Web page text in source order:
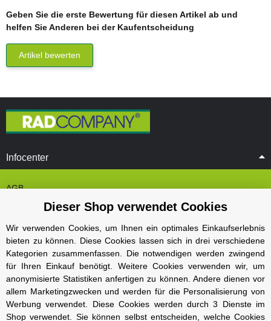
Geben Sie die erste Bewertung für diesen Artikel ab und
helfen Sie Anderen bei der Kaufentscheidung
Artikel bewerten
Infocenter
AGB
Cookie Einstelungen
Datenschutz
Impressum
Kontakt und Öffnungszeiten
Versand und Zahlungsarten
Widerrufsbelehrung
Dieser Shop verwendet Cookies
Wir verwenden Cookies, um Ihnen ein optimales Einkaufserlebnis
bieten zu können. Diese Cookies lassen sich in drei verschiedene
Kategorien zusammenfassen. Die notwendigen werden zwingend
für Ihren Einkauf benötigt. Weitere Cookies verwenden wir, um
anonymisierte Statistiken anfertigen zu können. Andere dienen vor
allem Marketingzwecken und werden für die Personalisierung von
Werbung verwendet. Diese Cookies werden durch 3 Dienste im
Shop verwendet. Sie können selbst entscheiden, welche Cookies